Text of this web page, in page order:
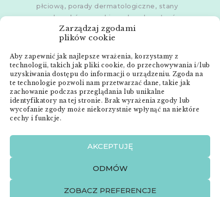
Zarządzaj zgodami
plików cookie
Aby zapewnić jak najlepsze wrażenia, korzystamy z
technologii, takich jak pliki cookie, do przechowywania i/lub
uzyskiwania dostępu do informacji o urządzeniu. Zgoda na
te technologie pozwoli nam przetwarzać dane, takie jak
zachowanie podczas przeglądania lub unikalne
identyfikatory na tej stronie. Brak wyrażenia zgody lub
wycofanie zgody może niekorzystnie wpłynąć na niektóre
cechy i funkcje.
AKCEPTUJĘ
ODMÓW
ZOBACZ PREFERENCJE
płciową, porady dermatologiczne, stany
zapalne skóry, grzybice, choroby włosów,
dermoskopia, trichoskopia, u dorosłych i
Gabinety wPoznaniu,Poznaniu -
Złotowska,Skórzewie,Środzie
WielkopolskiejiŚremie
Menu:
Strona główna
Anna Neneman – ZnanyLekarz.pl